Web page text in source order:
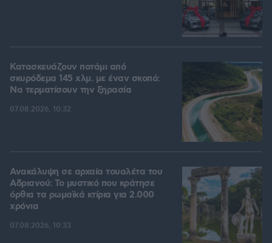
Κατασκευάζουν ποτάμι από
σκυρόδεμα 145 χλμ. με έναν σκοπό:
Να τερματίσουν την ξηρασία
07.08.2026, 10:32
Ανακάλυψη σε αρχαία τουαλέτα του
Αδριανού: Το μυστικό που κράτησε
όρθια τα ρωμαϊκά κτίρια για 2.000
χρόνια
07.08.2026, 10:33